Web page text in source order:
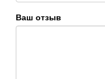
Ваш отзыв